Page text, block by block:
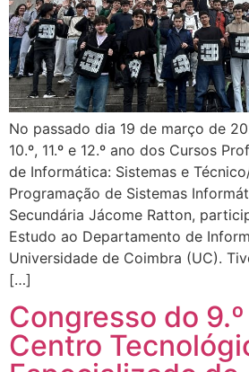
No passado dia 19 de março de
10.º, 11.º e 12.º ano dos Cursos
de Informática: Sistemas e
Programação de Sistemas
Secundária Jácome Ratton,
Estudo ao Departamento de
Universidade de Coimbra (UC).
[…]
Congresso do
Centro